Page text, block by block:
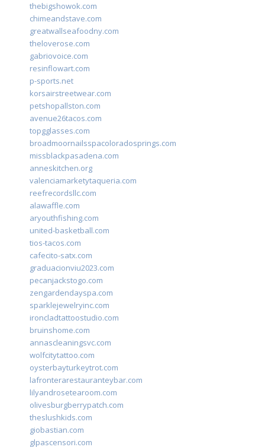
thebigshowok.com
chimeandstave.com
greatwallseafoodny.com
theloverose.com
gabriovoice.com
resinflowart.com
p-sports.net
korsairstreetwear.com
petshopallston.com
avenue26tacos.com
topgglasses.com
broadmoornailsspacoloradosprings.com
missblackpasadena.com
anneskitchen.org
valenciamarketytaqueria.com
reefrecordsllc.com
alawaffle.com
aryouthfishing.com
united-basketball.com
tios-tacos.com
cafecito-satx.com
graduacionviu2023.com
pecanjackstogo.com
zengardendayspa.com
sparklejewelryinc.com
ironcladtattoostudio.com
bruinshome.com
annascleaningsvc.com
wolfcitytattoo.com
oysterbayturkeytrot.com
lafronterarestauranteybar.com
lilyandrosetearoom.com
olivesburgberrypatch.com
theslushkids.com
giobastian.com
glpascensori.com